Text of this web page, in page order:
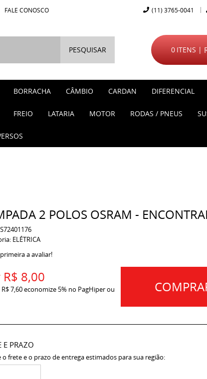
FALE CONOSCO (11) 3765-0041
PESQUISAR ITENS
0
BORRACHA CÂMBIO CARDAN DIFERENCIAL
FREIO LATARIA MOTOR RODAS / PNEUS
2 POLOS OSRAM -
ELÉTRICA
a avaliar!
R$ 8,00
R$ 7,60economize 5% no PagHiper ou
E PRAZO
o frete e o prazo de entrega estimados para sua região: